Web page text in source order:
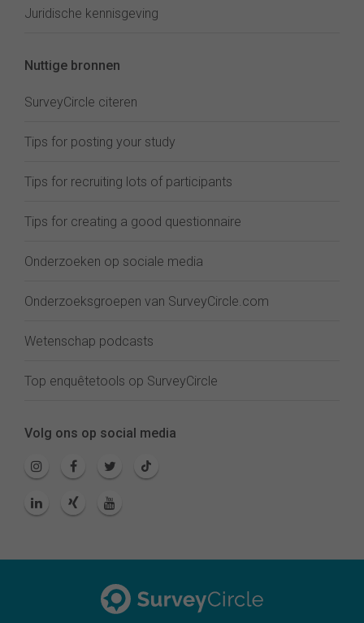
Juridische kennisgeving
Nuttige bronnen
SurveyCircle citeren
Tips for posting your study
Tips for recruiting lots of participants
Tips for creating a good questionnaire
Onderzoeken op sociale media
Onderzoeksgroepen van SurveyCircle.com
Wetenschap podcasts
Top enquêtetools op SurveyCircle
Volg ons op social media